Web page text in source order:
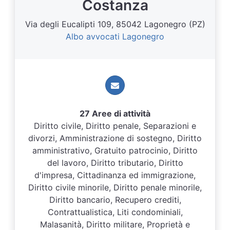
Costanza
Via degli Eucalipti 109, 85042 Lagonegro (PZ)
Albo avvocati Lagonegro
27 Aree di attività
Diritto civile, Diritto penale, Separazioni e
divorzi, Amministrazione di sostegno, Diritto
amministrativo, Gratuito patrocinio, Diritto
del lavoro, Diritto tributario, Diritto
d'impresa, Cittadinanza ed immigrazione,
Diritto civile minorile, Diritto penale minorile,
Diritto bancario, Recupero crediti,
Contrattualistica, Liti condominiali,
Malasanità, Diritto militare, Proprietà e